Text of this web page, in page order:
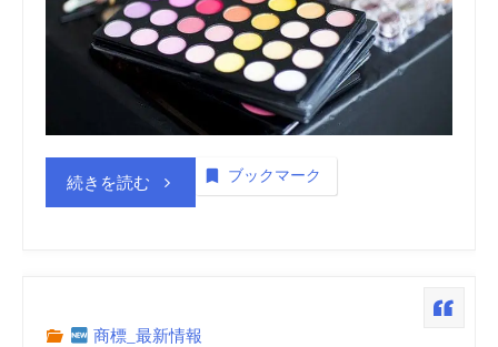
続きを読む“商
録
ブックマーク
商標_最新情報